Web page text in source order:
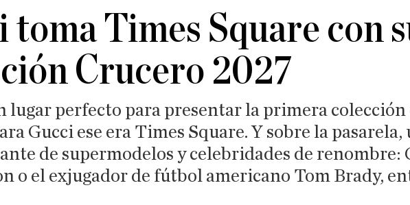
toma Times Square con
Crucero 2027
lugar perfecto para presentar la primera colección
Gucci ese era Times Square. Y sobre la pasarela,
de supermodelos y celebridades de renombre:
o el exjugador de fútbol americano Tom Brady,